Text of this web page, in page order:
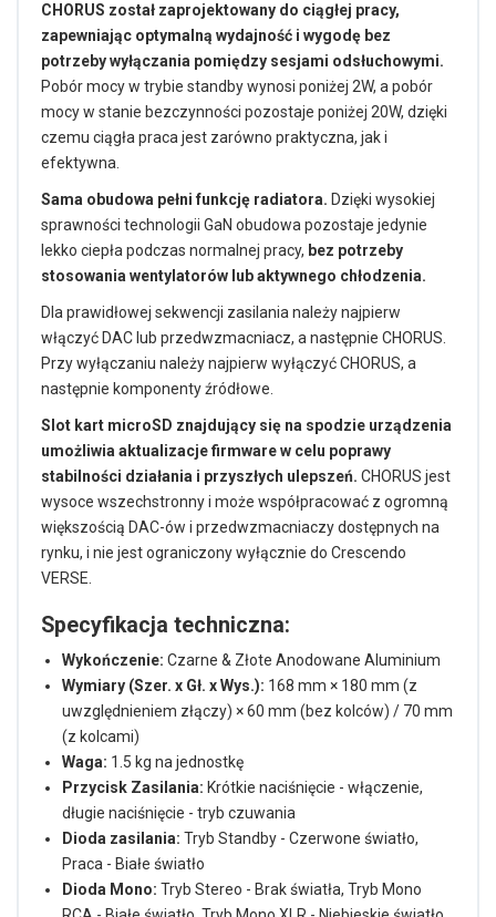
CHORUS został zaprojektowany do ciągłej pracy,
zapewniając optymalną wydajność i wygodę bez
potrzeby wyłączania pomiędzy sesjami odsłuchowymi.
Pobór mocy w trybie standby wynosi poniżej 2W, a pobór
mocy w stanie bezczynności pozostaje poniżej 20W, dzięki
czemu ciągła praca jest zarówno praktyczna, jak i
efektywna.
Sama obudowa pełni funkcję radiatora. Dzięki wysokiej
sprawności technologii GaN obudowa pozostaje jedynie
lekko ciepła podczas normalnej pracy, bez potrzeby
stosowania wentylatorów lub aktywnego chłodzenia.
Dla prawidłowej sekwencji zasilania należy najpierw
włączyć DAC lub przedwzmacniacz, a następnie CHORUS.
Przy wyłączaniu należy najpierw wyłączyć CHORUS, a
następnie komponenty źródłowe.
Slot kart microSD znajdujący się na spodzie urządzenia
umożliwia aktualizacje firmware w celu poprawy
stabilności działania i przyszłych ulepszeń. CHORUS jest
wysoce wszechstronny i może współpracować z ogromną
większością DAC-ów i przedwzmacniaczy dostępnych na
rynku, i nie jest ograniczony wyłącznie do Crescendo
VERSE.
Specyfikacja techniczna:
Wykończenie: Czarne & Złote Anodowane Aluminium
Wymiary (Szer. x Gł. x Wys.): 168 mm × 180 mm (z
uwzględnieniem złączy) × 60 mm (bez kolców) / 70 mm
(z kolcami)
Waga: 1.5 kg na jednostkę
Przycisk Zasilania: Krótkie naciśnięcie - włączenie,
długie naciśnięcie - tryb czuwania
Dioda zasilania: Tryb Standby - Czerwone światło,
Praca - Białe światło
Dioda Mono: Tryb Stereo - Brak światła, Tryb Mono